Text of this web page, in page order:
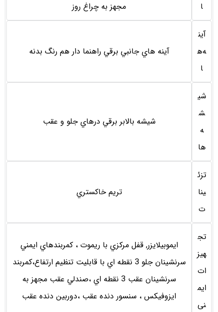
ا
مجهز به چراغ روز
آين
ه‌ه
ا
آينه هاي جانبي برقي راهنما دار هم رنگ بدنه
شی
ش
ه
ها
شيشه بالابر برقي درهاي جلو و عقب
تزئ
ینا
ت
تريم خاكستري
تج
هیز
ات
ایم
نی
ايموبيلايزر, قفل مركزي با ريموت ، كمربندهاي ايمني
سرنشينان جلو 3 نقطه اي با قابليت تنظيم ارتفاع،كمربند
سرنشينان عقب 3 نقطه اي ،صندلي عقب مجهز به
ايزوفيكس ، سنسور دنده عقب ،دوربين دنده عقب